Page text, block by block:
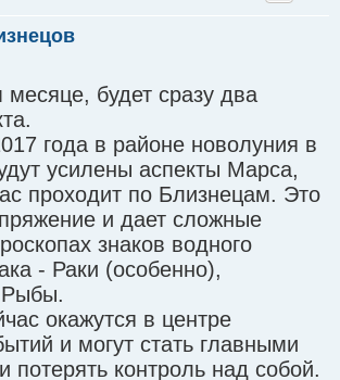
будет сразу два
года в районе новолуния в
усилены аспекты Марса,
проходит по Близнецам. Это
и дает сложные
знаков водного
- Раки (особенно),
окажутся в центре
и могут стать главными
потерять контроль над собой.